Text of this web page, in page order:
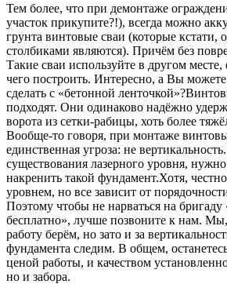
Тем более, что при демонтаже
участок прикупите?!), всегда можно
грунта винтовые сваи (которые кстати,
столбиками являются). Причём без
Такие сваи используйте в другом месте,
чего построить. Интересно, а Вы
сделать с «бетонной
подходят. Они одинаково надёжно
ворота из сетки-рабицы, хоть более
Вообще-то говоря, при монтаже
единственная угроза: не
существования лазерного уровня,
накренить такой фундамент.Хотя,
уровнем, но все зависит от
Поэтому чтобы не нарваться на бригаду
бесплатно», лучше позвоните к нам. Мы,
работу берём, но зато и за
фундамента следим. В общем,
ценой работы, и качеством
но и забора.